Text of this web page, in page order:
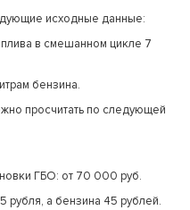
исходные данные:
в смешанном цикле 7
бензина.
просчитать по следующей
ГБО: от 70 000 руб.
рубля, а бензина 45 рублей.